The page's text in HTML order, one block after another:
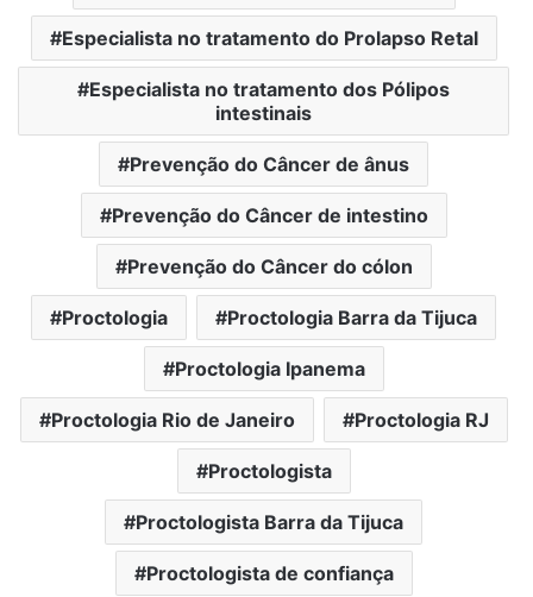
Especialista no tratamento do Prolapso Retal
Especialista no tratamento dos Pólipos
intestinais
Prevenção do Câncer de ânus
Prevenção do Câncer de intestino
Prevenção do Câncer do cólon
Proctologia Proctologia Barra da Tijuca
Proctologia Ipanema
Proctologia Rio de Janeiro Proctologia RJ
Proctologista
Proctologista Barra da Tijuca
Proctologista de confiança